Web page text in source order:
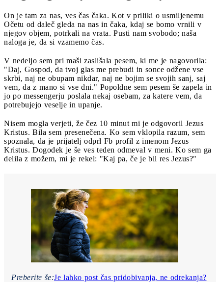
On je tam za nas, ves čas čaka. Kot v priliki o usmiljenemu
Očetu od daleč gleda na nas in čaka, kdaj se bomo vrnili v
njegov objem, potrkali na vrata. Pusti nam svobodo; naša
naloga je, da si vzamemo čas.
V nedeljo sem pri maši zaslišala pesem, ki me je nagovorila:
"Daj, Gospod, da tvoj glas me prebudi in sonce odžene vse
skrbi, naj ne obupam nikdar, naj ne bojim se svojih sanj, saj
vem, da z mano si vse dni." Popoldne sem pesem še zapela in
jo po messengerju poslala nekaj osebam, za katere vem, da
potrebujejo veselje in upanje.
Nisem mogla verjeti, že čez 10 minut mi je odgovoril Jezus
Kristus. Bila sem presenečena. Ko sem vklopila razum, sem
spoznala, da je prijatelj odprl Fb profil z imenom Jezus
Kristus. Dogodek je še ves teden odmeval v meni. Ko sem ga
delila z možem, mi je rekel: "Kaj pa, če je bil res Jezus?"
Preberite še:Je lahko post čas pridobivanja, ne odrekanja?